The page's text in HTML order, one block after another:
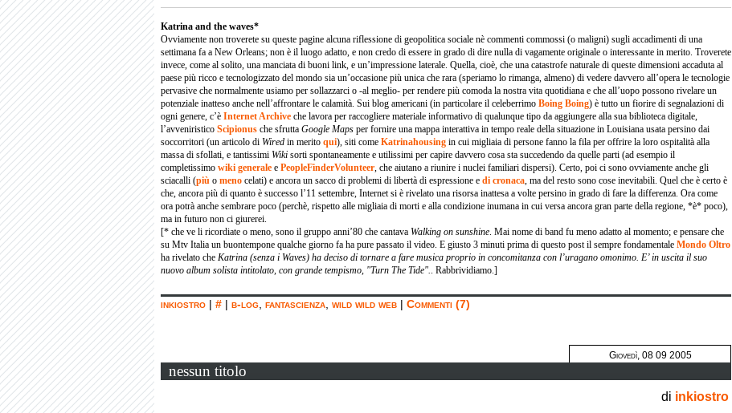
Katrina and the waves*
Ovviamente non troverete su queste pagine alcuna riflessione di geopolitica sociale nè commenti commossi (o maligni) sugli accadimenti di una
settimana fa a New Orleans; non è il luogo adatto, e non credo di essere in grado di dire nulla di vagamente originale o interessante in merito. Troverete
invece, come al solito, una manciata di buoni link, e un’impressione laterale. Quella, cioè, che una catastrofe naturale di queste dimensioni accaduta al
paese più ricco e tecnologizzato del mondo sia un’occasione più unica che rara (speriamo lo rimanga, almeno) di vedere davvero all’opera le tecnologie
pervasive che normalmente usiamo per sollazzarci o -al meglio- per rendere più comoda la nostra vita quotidiana e che all’uopo possono rivelare un
potenziale inatteso anche nell’affrontare le calamità. Sui blog americani (in particolare il celeberrimo Boing Boing) è tutto un fiorire di segnalazioni di
ogni genere, c’è Internet Archive che lavora per raccogliere materiale informativo di qualunque tipo da aggiungere alla sua biblioteca digitale,
l’avveniristico Scipionus che sfrutta Google Maps per fornire una mappa interattiva in tempo reale della situazione in Louisiana usata persino dai
soccorritori (un articolo di Wired in merito qui), siti come Katrinahousing in cui migliaia di persone fanno la fila per offrire la loro ospitalità alla
massa di sfollati, e tantissimi Wiki sorti spontaneamente e utilissimi per capire davvero cosa sta succedendo da quelle parti (ad esempio il
completissimo wiki generale e PeopleFinderVolunteer, che aiutano a riunire i nuclei familiari dispersi). Certo, poi ci sono ovviamente anche gli
sciacalli (più o meno celati) e ancora un sacco di problemi di libertà di espressione e di cronaca, ma del resto sono cose inevitabili. Quel che è certo è
che, ancora più di quanto è successo l’11 settembre, Internet si è rivelato una risorsa inattesa a volte persino in grado di fare la differenza. Ora come
ora potrà anche sembrare poco (perchè, rispetto alle migliaia di morti e alla condizione inumana in cui versa ancora gran parte della regione, *è* poco),
ma in futuro non ci giurerei.
[* che ve li ricordiate o meno, sono il gruppo anni’80 che cantava Walking on sunshine. Mai nome di band fu meno adatto al momento; e pensare che
su Mtv Italia un buontempone qualche giorno fa ha pure passato il video. E giusto 3 minuti prima di questo post il sempre fondamentale Mondo Oltro
ha rivelato che Katrina (senza i Waves) ha deciso di tornare a fare musica proprio in concomitanza con l’uragano omonimo. E’ in uscita il suo
nuovo album solista intitolato, con grande tempismo, "Turn The Tide".. Rabbrividiamo.]
inkiostro | # | b-log fantascienza wild wild web | Commenti (7)
Giovedì, 08 09 2005
nessun titolo
di inkiostro